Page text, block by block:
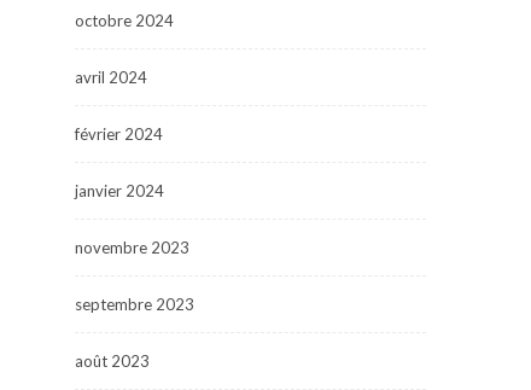
octobre 2024
avril 2024
février 2024
janvier 2024
novembre 2023
septembre 2023
août 2023